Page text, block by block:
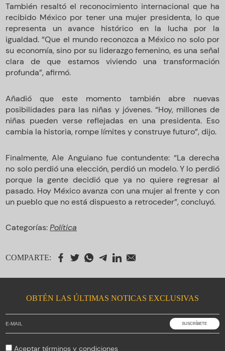
También resaltó el reconocimiento internacional que ha
recibido México por tener una mujer presidenta, lo que
representa un avance histórico en la lucha por la
igualdad. “Que el mundo reconozca a México no solo por
su economía, sino por su liderazgo femenino, es una señal
clara de que estamos viviendo una transformación
profunda”, afirmó.
Añadió que este momento también abre nuevas
posibilidades para las niñas y jóvenes. “Hoy, millones de
niñas pueden verse reflejadas en una presidenta. Eso
cambia la historia, rompe límites y construye futuro”, dijo.
Finalmente, Ale Anguiano fue contundente: “La derecha
no solo perdió una elección, perdió un modelo. Y lo perdió
porque la gente decidió que ya no quiere regresar al
pasado. Hoy México avanza con una mujer al frente y con
un pueblo que no está dispuesto a retroceder”, concluyó.
Categorías:Política
COMPARTE:
OBTÉN LAS ÚLTIMAS NOTICAS EXCLUSIVAS
Aceptartérminos y condiciones